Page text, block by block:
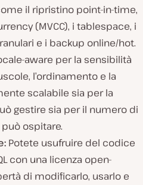
il ripristino point-in-time,
(MVCC), i tablespace, i
e i backup online/hot.
aware per la sensibilità
l’ordinamento e la
scalabile sia per la
gestire sia per il numero di
ospitare.
Potete usufruire del codice
con una licenza open-
di modificarlo, usarlo e